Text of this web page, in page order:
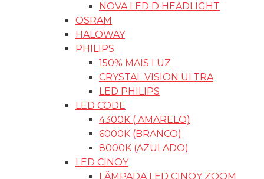
NOVA LED D HEADLIGHT
OSRAM
HALOWAY
PHILIPS
150% MAIS LUZ
CRYSTAL VISION ULTRA
LED PHILIPS
LED CODE
4300K ( AMARELO)
6000K (BRANCO)
8000K (AZULADO)
LED CINOY
LÂMPADA LED CINOY ZOOM